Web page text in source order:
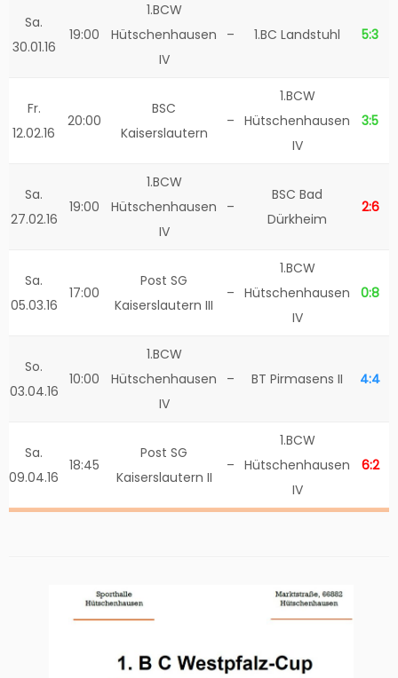
Sa.
30.01.16
19:00
1.BCW
Hütschenhausen
IV
– 1.BC Landstuhl 5:3
Fr.
12.02.16
20:00
BSC
Kaiserslautern
–
1.BCW
Hütschenhausen
IV
3:5
Sa.
27.02.16
19:00
1.BCW
Hütschenhausen
IV
–
BSC Bad
Dürkheim
2:6
Sa.
05.03.16
17:00
Post SG
Kaiserslautern III
–
1.BCW
Hütschenhausen
IV
0:8
So.
03.04.16
10:00
1.BCW
Hütschenhausen
IV
– BT Pirmasens II 4:4
Sa.
09.04.16
18:45
Post SG
Kaiserslautern II
–
1.BCW
Hütschenhausen
IV
6:2